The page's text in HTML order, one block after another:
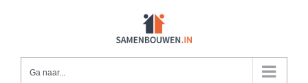
Ga naar...